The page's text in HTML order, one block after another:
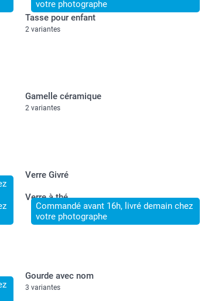
votre photographe
Tasse pour enfant
2 variantes
Gamelle céramique
2 variantes
Verre Givré
Commandé avant 16h, livré demain chez
votre photographe
Verre à thé
Gourde avec nom
3 variantes